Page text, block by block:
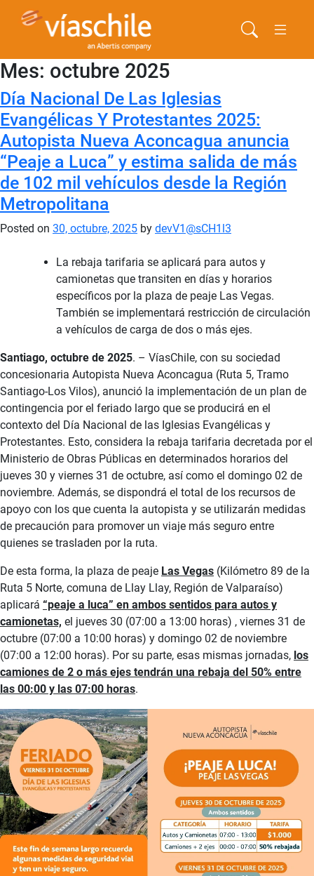
Mes: octubre 2025
Día Nacional De Las Iglesias
Evangélicas Y Protestantes 2025:
Autopista Nueva Aconcagua anuncia
“Peaje a Luca” y estima salida de más
de 102 mil vehículos desde la Región
Metropolitana
Posted on 30, octubre, 2025 by devV1@sCH1l3
La rebaja tarifaria se aplicará para autos y
camionetas que transiten en días y horarios
específicos por la plaza de peaje Las Vegas.
También se implementará restricción de circulación
a vehículos de carga de dos o más ejes.
Santiago, octubre de 2025. – VíasChile, con su sociedad
concesionaria Autopista Nueva Aconcagua (Ruta 5, Tramo
Santiago-Los Vilos), anunció la implementación de un plan de
contingencia por el feriado largo que se producirá en el
contexto del Día Nacional de las Iglesias Evangélicas y
Protestantes. Esto, considera la rebaja tarifaria decretada por el
Ministerio de Obras Públicas en determinados horarios del
jueves 30 y viernes 31 de octubre, así como el domingo 02 de
noviembre. Además, se dispondrá el total de los recursos de
apoyo con los que cuenta la autopista y se utilizarán medidas
de precaución para promover un viaje más seguro entre
quienes se trasladen por la ruta.
De esta forma, la plaza de peaje Las Vegas (Kilómetro 89 de la
Ruta 5 Norte, comuna de Llay Llay, Región de Valparaíso)
aplicará “peaje a luca” en ambos sentidos para autos y
camionetas, el jueves 30 (07:00 a 13:00 horas) , viernes 31 de
octubre (07:00 a 10:00 horas) y domingo 02 de noviembre
(07:00 a 12:00 horas). Por su parte, esas mismas jornadas, los
camiones de 2 o más ejes tendrán una rebaja del 50% entre
las 00:00 y las 07:00 horas.